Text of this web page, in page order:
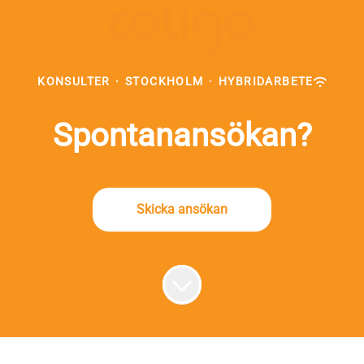
KONSULTER · STOCKHOLM · HYBRIDARBETE
Spontanansökan?
Skicka ansökan